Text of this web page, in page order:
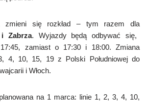
się rozkład – tym razem dla
Zabrza. Wyjazdy będą odbywać się,
zamiast o 17:30 i 18:00. Zmiana
4, 10, 15, 19 z Polski Południowej do
i Włoch.
na 1 marca: linie 1, 2, 3, 4, 10,